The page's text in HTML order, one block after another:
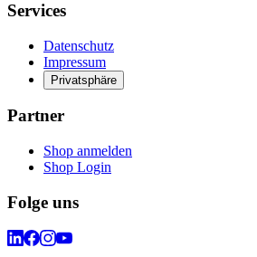
Services
Datenschutz
Impressum
Privatsphäre
Partner
Shop anmelden
Shop Login
Folge uns